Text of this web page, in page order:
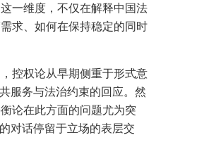
一维度，不仅在解释中国法
求、如何在保持稳定的同时
控权论从早期侧重于形式意
服务与法治约束的回应。然
论在此方面的问题尤为突
对话停留于立场的表层交